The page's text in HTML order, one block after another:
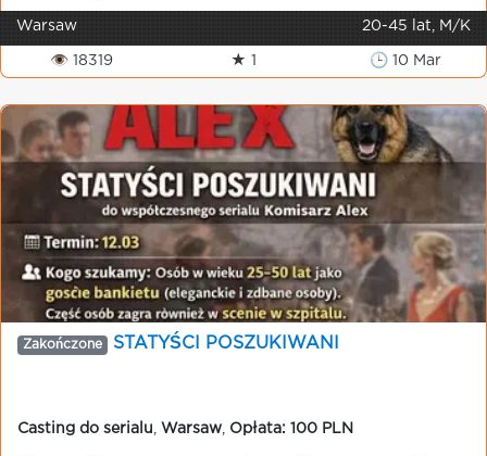
Warsaw 20-45 lat, M/K
👁 18319 ★ 1 🕒 10 Mar
Zakończone STATYŚCI POSZUKIWANI
Casting do serialu Warsaw Opłata: 100 PLN